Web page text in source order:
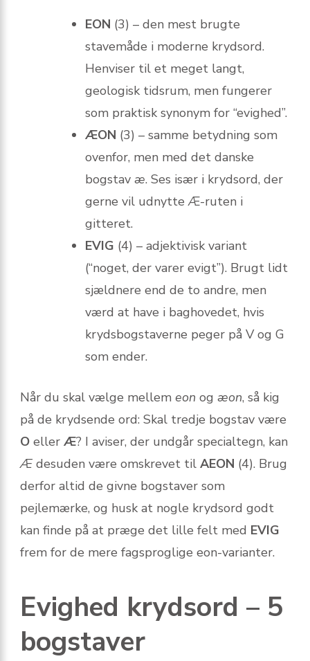
EON (3) – den mest brugte
stavemåde i moderne krydsord.
Henviser til et meget langt,
geologisk tidsrum, men fungerer
som praktisk synonym for “evighed”.
ÆON (3) – samme betydning som
ovenfor, men med det danske
bogstav æ. Ses især i krydsord, der
gerne vil udnytte Æ-ruten i
gitteret.
EVIG (4) – adjektivisk variant
(“noget, der varer evigt”). Brugt lidt
sjældnere end de to andre, men
værd at have i baghovedet, hvis
krydsbogstaverne peger på V og G
som ender.
Når du skal vælge mellem eon og æon, så kig
på de krydsende ord: Skal tredje bogstav være
O eller Æ? I aviser, der undgår specialtegn, kan
Æ desuden være omskrevet til AEON (4). Brug
derfor altid de givne bogstaver som
pejlemærke, og husk at nogle krydsord godt
kan finde på at præge det lille felt med EVIG
frem for de mere fagsproglige eon-varianter.
Evighed krydsord – 5
bogstaver